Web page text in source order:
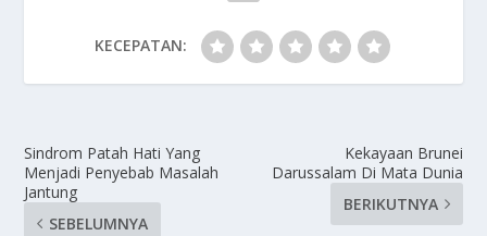
KECEPATAN:
Sindrom Patah Hati Yang
Menjadi Penyebab Masalah
Jantung
SEBELUMNYA
Kekayaan Brunei
Darussalam Di Mata Dunia
BERIKUTNYA